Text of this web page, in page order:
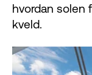
hvordan solen
kveld.